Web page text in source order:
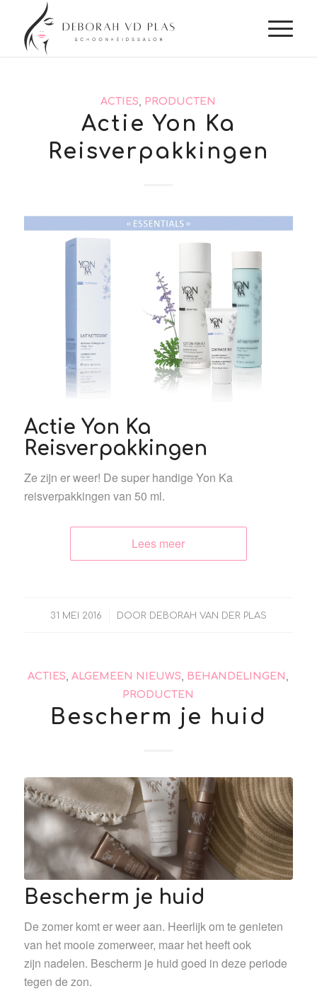
ACTIES PRODUCTEN
Actie Yon Ka
Reisverpakkingen
Actie Yon Ka
Reisverpakkingen
Ze zijn er weer! De super handige Yon Ka
reisverpakkingen van 50 ml.
Lees meer
31 MEI 2016
/ DOOR DEBORAH VAN DER PLAS
ACTIES ,ALGEMEEN NIEUWS BEHANDELINGEN
PRODUCTEN
Bescherm je huid
Bescherm je huid
De zomer komt er weer aan. Heerlijk om te genieten
van het mooie zomerweer, maar het heeft ook
zijn nadelen. Bescherm je huid goed in deze periode
tegen de zon.